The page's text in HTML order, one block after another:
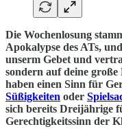
Die Wochenlosung
Apokalypse des ATs,
unserm Gebet und
sondern auf deine
haben einen Sinn für
Süßigkeiten oder
sich bereits Dreijährige
Gerechtigkeitssinn der